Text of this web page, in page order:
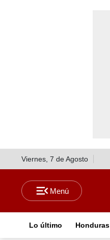
Viernes, 7 de Agosto
Lo último Honduras